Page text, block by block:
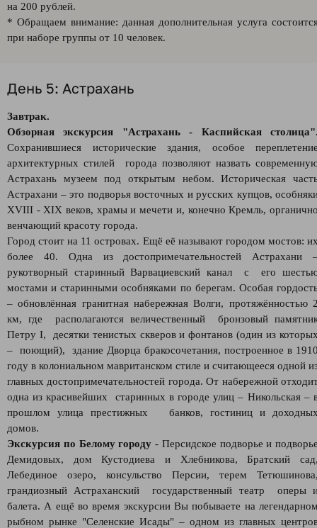
на 200 рублей.
* Обращаем внимание: данная дополнительная услуга
при наборе группы от 10 человек.
День 5: Астрахань
Завтрак.
Обзорная экскурсия "Астрахань - Каспийская
Сохранившиеся исторические здания, особое
архитектурных стилей города позволяют назвать
Астрахань музеем под открытым небом. Историческая
Астрахани – это подворья восточных и русских купцов,
XVIII - XIX веков, храмы и мечети и, конечно Кремль,
венчающий красоту города.
Город стоит на 11 островах. Ещё её называют городом мостов:
более 40. Одна из достопримечательностей Астрахани
рукотворный старинный Варвациевский канал с его
мостами и старинными особняками по берегам. Особая
– обновлённая гранитная набережная Волги, протяжённостью
км, где располагаются величественный бронзовый
Петру I, десятки тенистых скверов и фонтанов (один из
– поющий), здание Дворца бракосочетания, построенное в
году в колониальном мавританском стиле и считающееся одной
главных достопримечательностей города. От набережной
одна из красивейших старинных в городе улиц – Никольская –
прошлом улица престижных банков, гостиниц и
домов.
Экскурсия по Белому городу - Персидское подворье и
Демидовых, дом Кустодиева и Хлебникова, Братский
Лебединое озеро, консульство Персии, терем
грандиозный Астраханский государственный театр оперы
балета. А ещё во время экскурсии Вы побываете на
рыбном рынке "Селенские Исады" – одном из главных